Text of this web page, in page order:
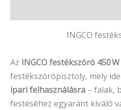
INGCO
Az INGCO festékszóró 450 W
festékszórópisztoly, mely
ipari felhasználásra – falak,
festéséhez egyaránt kiváló